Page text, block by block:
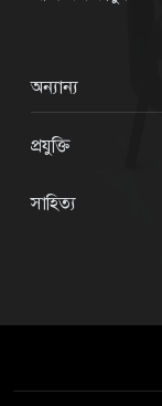
অন্যান্য
প্রযুক্তি
সাহিত্য